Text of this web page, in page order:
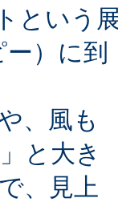
という
）に到
、風も
と大き
、見上